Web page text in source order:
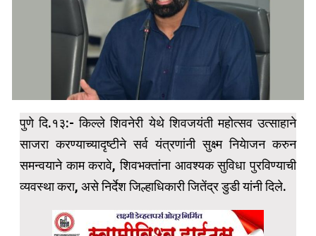
पुणे दि.१३:- किल्ले शिवनेरी येथे शिवजयंती महोत्सव उत्साहाने
साजरा करण्याच्यादृष्टीने सर्व यंत्रणांनी सुक्ष्म नियेाजन करुन
समन्वयाने काम करावे, शिवभक्तांना आवश्यक सुविधा पुरविण्याची
व्यवस्था करा, असे निर्देश जिल्हाधिकारी जितेंद्र डुडी यांनी दिले.